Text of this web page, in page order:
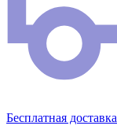
Бесплатная